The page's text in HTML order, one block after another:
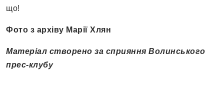
що!
Фото з архіву Марії Хлян
Матеріал створено за сприяння Волинського
прес-клубу